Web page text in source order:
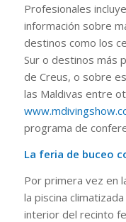
Profesionales
información sobre
destinos como los
Sur o destinos más
de Creus, o sobre
las Maldivas entre
programa de
La feria de buceo
Por primera vez en
la piscina
interior del recinto